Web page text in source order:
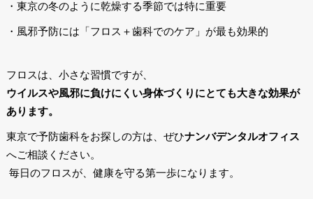
・東京の冬のように乾燥する季節では特に重要
・風邪予防には「フロス＋歯科でのケア」が最も効果的
フロスは、小さな習慣ですが、
ウイルスや風邪に負けにくい身体づくりにとても大きな効果が
あります。
東京で予防歯科をお探しの方は、ぜひナンバデンタルオフィス
へご相談ください。
毎日のフロスが、健康を守る第一歩になります。